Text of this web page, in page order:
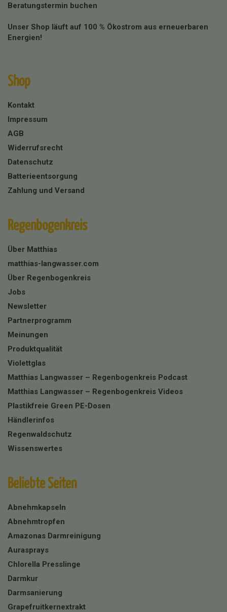
Beratungstermin buchen
Unser Shop läuft auf 100 % Ökostrom aus erneuerbaren
Energien!
Shop
Kontakt
Impressum
AGB
Widerrufsrecht
Datenschutz
Batterieentsorgung
Zahlung und Versand
Regenbogenkreis
Über Matthias
matthias-langwasser.com
Über Regenbogenkreis
Jobs
Newsletter
Partnerprogramm
Meinungen
Produktqualität
Violettglas
Matthias Langwasser – Regenbogenkreis Podcast
Matthias Langwasser – Regenbogenkreis Videos
Plastikfreie Green PE-Dosen
Händlerinfos
Regenwaldschutz
Wissenswertes
Beliebte Seiten
Abnehmkapseln
Abnehmtropfen
Amazonas Darmreinigung
Aurasprays
Chlorella Presslinge
Darmkur
Darmsanierung
Grapefruitkernextrakt